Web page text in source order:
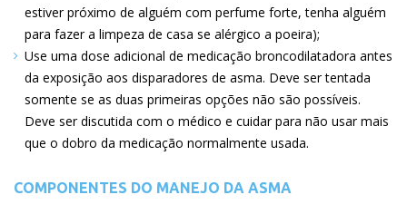
estiver próximo de alguém com perfume forte, tenha alguém
para fazer a limpeza de casa se alérgico a poeira)
Use uma dose adicional de medicação broncodilatadora antes
da exposição aos disparadores de asma. Deve ser tentada
somente se as duas primeiras opções não são possíveis.
Deve ser discutida com o médico e cuidar para não usar mais
que o dobro da medicação normalmente usada
COMPONENTES DO MANEJO DA ASMA